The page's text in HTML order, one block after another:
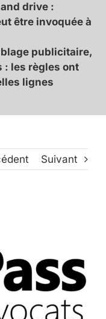
drive :
être invoquée à
publicitaire,
: les règles ont
lignes
Suivant